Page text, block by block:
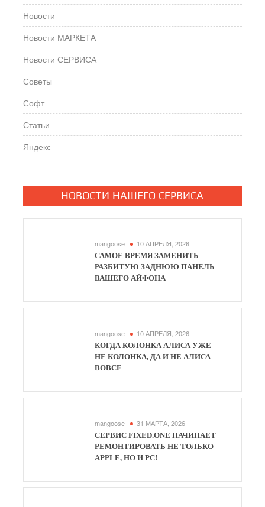
Новости
Новости МАРКЕТА
Новости СЕРВИСА
Советы
Софт
Статьи
Яндекс
НОВОСТИ НАШЕГО СЕРВИСА
mangoose 10 АПРЕЛЯ, 2026
САМОЕ ВРЕМЯ ЗАМЕНИТЬ
РАЗБИТУЮ ЗАДНЮЮ ПАНЕЛЬ
ВАШЕГО АЙФОНА
mangoose 10 АПРЕЛЯ, 2026
КОГДА КОЛОНКА АЛИСА УЖЕ
НЕ КОЛОНКА, ДА И НЕ АЛИСА
ВОВСЕ
mangoose 31 МАРТА, 2026
СЕРВИС FIXED.ONE НАЧИНАЕТ
РЕМОНТИРОВАТЬ НЕ ТОЛЬКО
APPLE, НО И PC!